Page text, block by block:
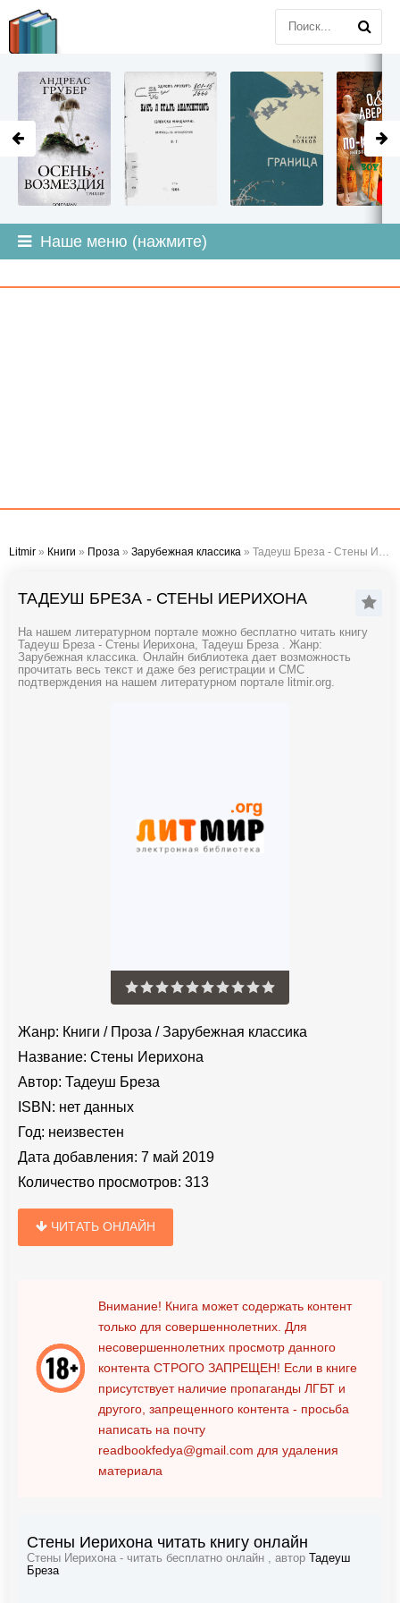
Наше меню (нажмите)
Litmir » Книги » Проза » Зарубежная классика » Тадеуш Бреза - Стены Иерихона
ТАДЕУШ БРЕЗА - СТЕНЫ ИЕРИХОНА
На нашем литературном портале можно бесплатно читать книгу
Тадеуш Бреза - Стены Иерихона, Тадеуш Бреза . Жанр:
Зарубежная классика. Онлайн библиотека дает возможность
прочитать весь текст и даже без регистрации и СМС
подтверждения на нашем литературном портале litmir.org.
Жанр: Книги / Проза /Зарубежная классика
Название: Стены Иерихона
Автор: Тадеуш Бреза
ISBN: нет данных
Год: неизвестен
Дата добавления: 7 май 2019
Количество просмотров: 313
ЧИТАТЬ ОНЛАЙН
Внимание! Книга может содержать контент
только для совершеннолетних. Для
несовершеннолетних просмотр данного
контента СТРОГО ЗАПРЕЩЕН! Если в книге
присутствует наличие пропаганды ЛГБТ и
другого, запрещенного контента - просьба
написать на почту
readbookfedya@gmail.com для удаления
материала
Стены Иерихона читать книгу онлайн
Стены Иерихона - читать бесплатно онлайн , автор
Тадеуш
Бреза
LITMIR.ORG